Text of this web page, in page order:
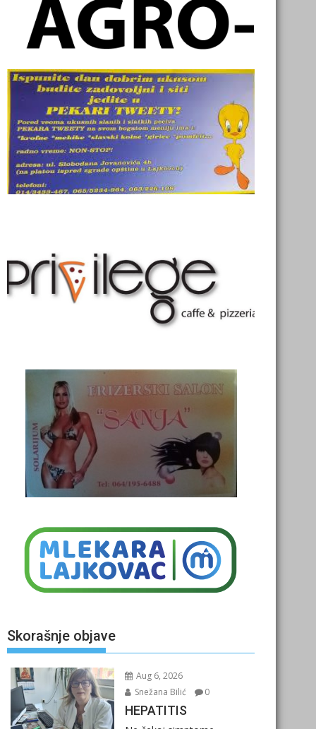
Skorašnje objave
Aug 6, 2026
Snežana Bilić
0
HEPATITIS